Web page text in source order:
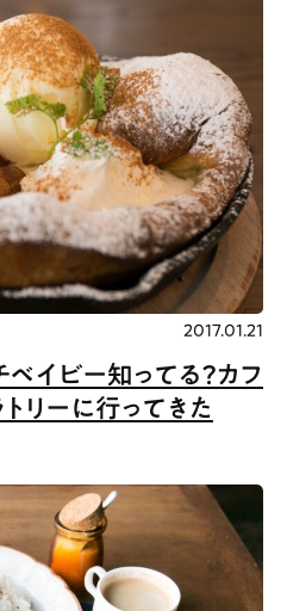
ベイビー知ってる？カフ
リーに行ってきた
2017.01.21